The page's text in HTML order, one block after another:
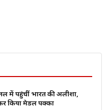
में पहुंचीं भारत की अलीशा,
किया मेडल पक्का